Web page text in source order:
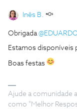
Inês B.
Obrigada
Estamos disponíveis
Boas festas
Ajude a comunidade
como "Melhor